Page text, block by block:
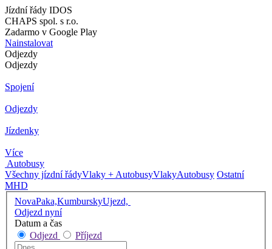
Jízdní řády IDOS
CHAPS spol. s r.o.
Zadarmo v Google Play
Nainstalovat
Odjezdy
Odjezdy
Spojení
Odjezdy
Jízdenky
Více
Autobusy
Všechny jízdní řádyVlaky + AutobusyVlakyAutobusy Ostatní
MHD
NovaPaka,KumburskyUjezd,
Odjezd nyní
Datum a čas
Odjezd
Příjezd